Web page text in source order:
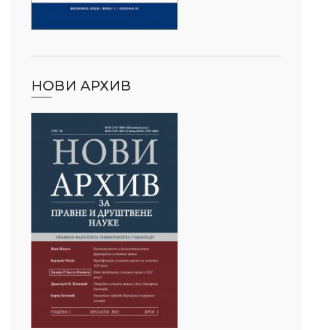
НОВИ АРХИВ